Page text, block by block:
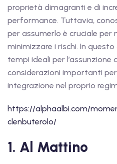
proprietà dimagranti e di
performance. Tuttavia,
per assumerlo è cruciale per
minimizzare i rischi. In
tempi ideali per l’assunzione
considerazioni importanti
integrazione nel proprio
https://alphaalbi.com/
clenbuterolo/
1. Al Mattino